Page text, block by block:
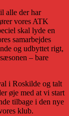
alle der har
vores ATK
skal lyde en
samarbejdes
og udbyttet rigt,
– bare
i Roskilde og talt
øje med at vi start
tilbage i den nye
klub.